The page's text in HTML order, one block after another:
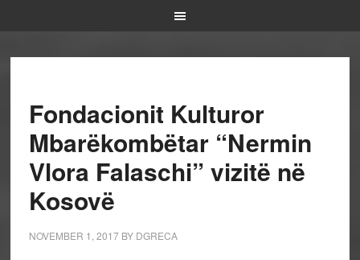
Fondacionit Kulturor
Mbarëkombëtar “Nermin
Vlora Falaschi” vizitë në
Kosovë
NOVEMBER 1, 2017BY DGRECA